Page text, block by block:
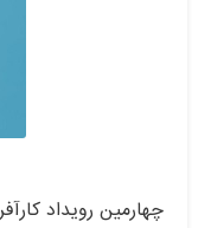
چهارمین رویداد کارآفرینی